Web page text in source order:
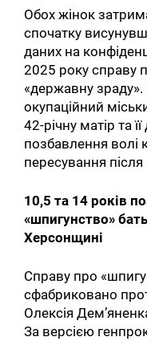
Обох жінок
спочатку
даних на
2025 року справу
«державну
окупаційний
42-річну матір та
позбавлення
пересування після
10,5 та 14 років
«шпигунство»
Херсонщині
Справу про
сфабриковано
Олексія
За версією